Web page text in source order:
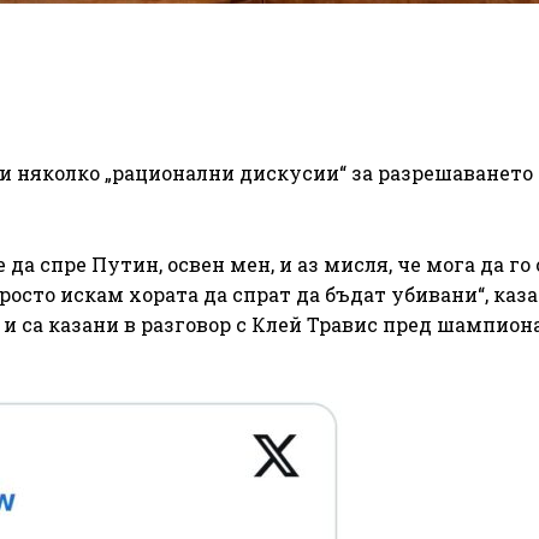
„рационални дискусии“ за разрешаването
спре Путин, освен мен, и аз мисля, че мога да го
искам хората да спрат да бъдат убивани“,
казани в разговор с Клей Травис пред